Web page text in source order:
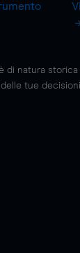
di natura
tue